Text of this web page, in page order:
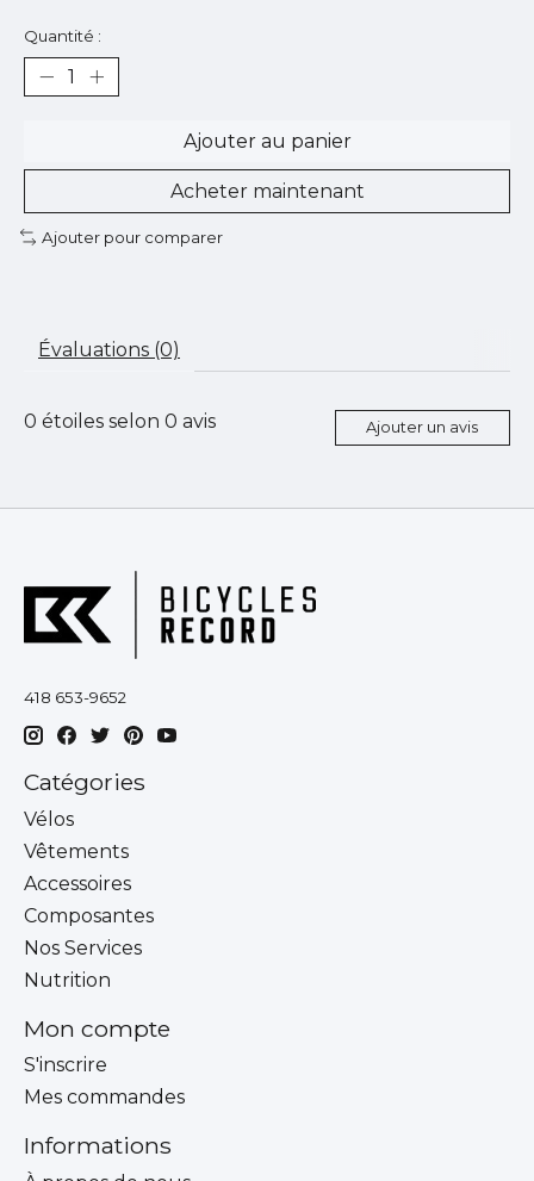
Quantité :
Ajouter au panier
Acheter maintenant
Ajouter pour comparer
Évaluations (0)
0 étoiles selon 0 avis Ajouter un avis
418 653-9652
Catégories
Vélos
Vêtements
Accessoires
Composantes
Nos Services
Nutrition
Mon compte
S'inscrire
Mes commandes
Informations